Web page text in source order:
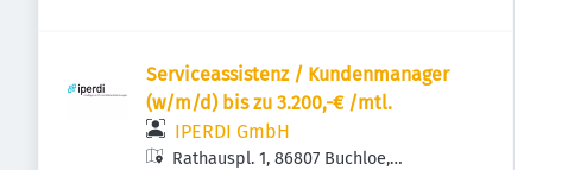
Serviceassistenz / Kundenmanager
(w/m/d) bis zu 3.200,-€ /mtl.
IPERDI GmbH
Rathauspl. 1, 86807 Buchloe,